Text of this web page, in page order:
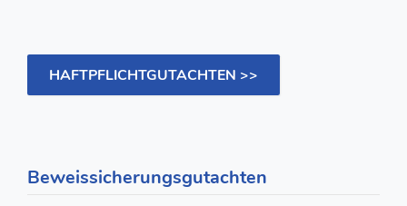
HAFTPFLICHTGUTACHTEN >>
Beweissicherungsgutachten